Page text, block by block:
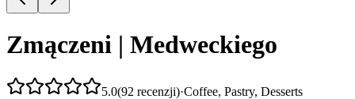
Zmączeni | Medweckiego
5.0(92 recenzji)·Coffee, Pastry, Desserts